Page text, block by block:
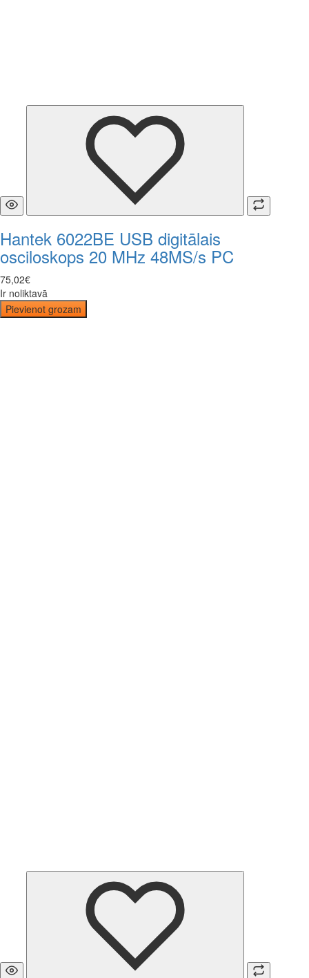
Hantek 6022BE USB digitālais
osciloskops 20 MHz 48MS/s PC
75,02€
Ir noliktavā
Pievienot grozam